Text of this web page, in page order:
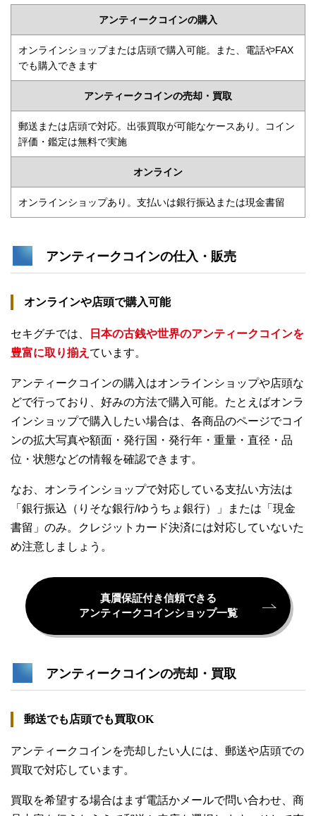
アンティークコインの購入
オンラインショップまたは店頭で購入可能。また、電話やFAX
でも購入できます
アンティークコインの売却・買取
郵送または店頭で対応。出張買取が可能なケースあり。コイン
評価・鑑定は無料で実施
オンライン
オンラインショップあり。支払いは銀行振込または現金書留
アンティークコインの仕入・販売
オンラインや店頭で購入可能
セキグチでは、
日本の古銭や世界のアンティークコインを
豊富に取り揃え ています。
アンティークコインの購入はオンラインショップや店頭な
どで行っており、好みの方法で購入可能。たとえばオンラ
インショップで購入したい場合は、各商品のページでコイ
ンの拡大写真や額面・発行国・発行年・重量・直径・品
位・状態などの情報を確認できます。
なお、オンラインショップで対応している支払い方法は
「銀行振込（りそな銀行/ゆうちょ銀行）」または「現金
書留」のみ。クレジットカード決済には対応していないた
め注意しましょう。
真贋保証付き信頼できる
アンティークコインショップ一覧
アンティークコインの売却・買取
郵送でも店頭でも買取OK
アンティークコインを売却したい人には、郵送や店頭での
買取で対応しています。
買取を希望する場合はまず電話かメールで問い合わせ、商